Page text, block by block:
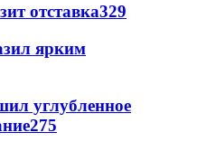
отставка329
ярким
углубленное
275